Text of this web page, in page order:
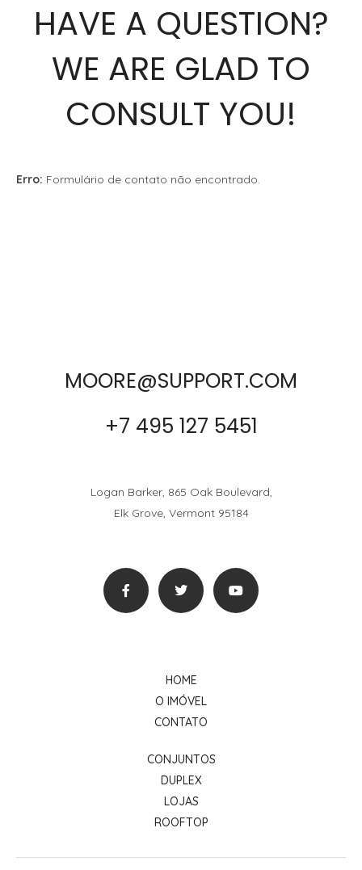
HAVE A QUESTION?
WE ARE GLAD TO
CONSULT YOU!
Erro: Formulário de contato não encontrado.
MOORE@SUPPORT.COM
+7 495 127 5451
Logan Barker, 865 Oak Boulevard,
Elk Grove, Vermont 95184
HOME
O IMÓVEL
CONTATO
CONJUNTOS
DUPLEX
LOJAS
ROOFTOP